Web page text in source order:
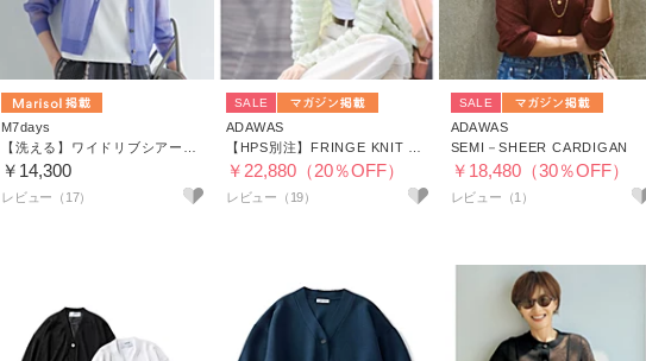
M7days
￥14,300
レビュー（17）
SALE
ADAWAS
￥22,880（20％OFF）
レビュー（19）
SALE
ADAWAS
SEMI－SHEER CARDIGAN
￥18,480（30％OFF）
レビュー（1）